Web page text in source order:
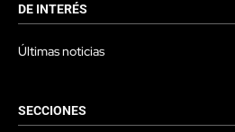
DE INTERÉS
Últimas noticias
SECCIONES